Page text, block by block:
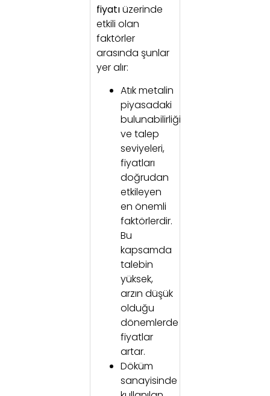
fiyatıüzerinde
etkili olan
faktörler
arasında şunlar
yer alır:
Atık metalin
piyasadaki
bulunabilirliği
ve talep
seviyeleri,
fiyatları
doğrudan
etkileyen
en önemli
faktörlerdir.
Bu
kapsamda
talebin
yüksek,
arzın düşük
olduğu
dönemlerde
fiyatlar
artar.
Döküm
sanayisinde